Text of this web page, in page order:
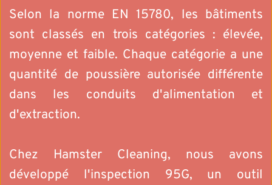
Selon la norme EN 15780, les bâtiments
sont classés en trois catégories : élevée,
moyenne et faible. Chaque catégorie a une
quantité de poussière autorisée différente
dans les conduits d'alimentation et
d'extraction.
Chez Hamster Cleaning, nous avons
développé l'inspection 95G, un outil